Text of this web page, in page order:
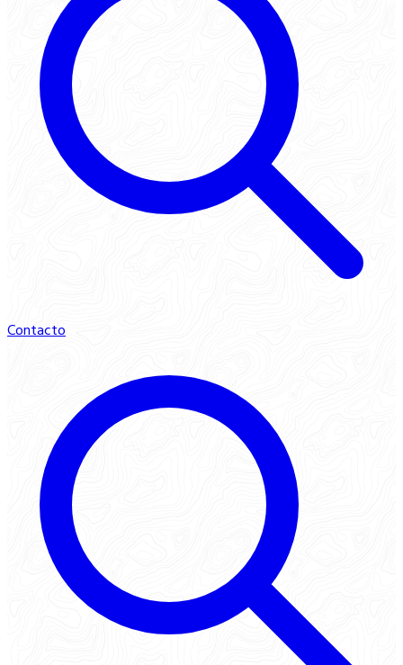
Contacto